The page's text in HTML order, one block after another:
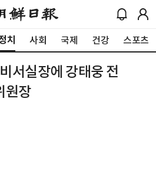
치 사회 국제 건강 스포츠
서실장에 강태웅 전
원장